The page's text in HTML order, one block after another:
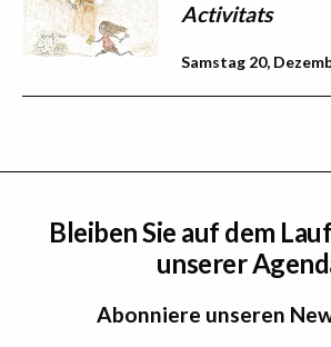
Activitats
Samstag 20,
Bleiben Sie auf dem
unserer
Abonniere unseren